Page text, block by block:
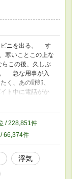
ビニを出る。 す
寒いことこの上な
この後、久しぶ
。 急な用事が入
く、あの野郎、
ト中に電話がか
に帰れば愛しの
違いないだろう。
たっている。
合ってくれるん
的な彼女を思い
いた。 階段を上
日の疲れを彼女
げたんだが。
/ 228,851件
66,374件
浮気